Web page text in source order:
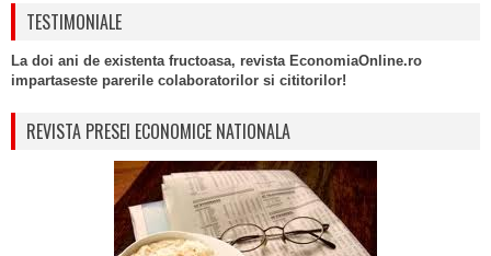
TESTIMONIALE
La doi ani de existenta fructoasa, revista EconomiaOnline.ro
impartaseste parerile colaboratorilor si cititorilor!
REVISTA PRESEI ECONOMICE NATIONALA